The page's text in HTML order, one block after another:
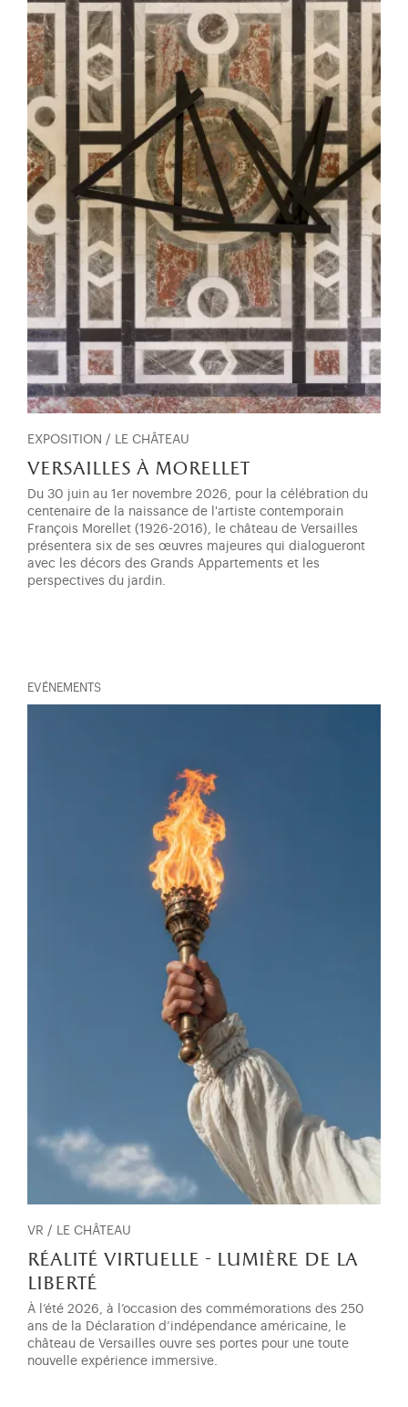
EXPOSITION / LE CHÂTEAU
versailles à morellet
Du 30 juin au 1er novembre 2026, pour la célébration du
centenaire de la naissance de l'artiste contemporain
François Morellet (1926-2016), le château de Versailles
présentera six de ses œuvres majeures qui dialogueront
avec les décors des Grands Appartements et les
perspectives du jardin.
EVÉNEMENTS
VR / LE CHÂTEAU
réalité virtuelle - lumière de la
liberté
À l’été 2026, à l’occasion des commémorations des 250
ans de la Déclaration d’indépendance américaine, le
château de Versailles ouvre ses portes pour une toute
nouvelle expérience immersive.